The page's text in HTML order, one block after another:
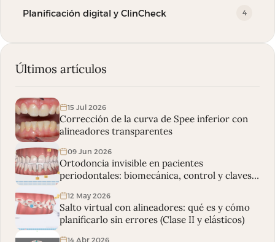
Planificación digital y ClinCheck 4
Últimos artículos
15 Jul 2026
Corrección de la curva de Spee inferior con
alineadores transparentes
09 Jun 2026
Ortodoncia invisible en pacientes
periodontales: biomecánica, control y claves
12 May 2026
Salto virtual con alineadores: qué es y cómo
planificarlo sin errores (Clase II y elásticos)
14 Abr 2026